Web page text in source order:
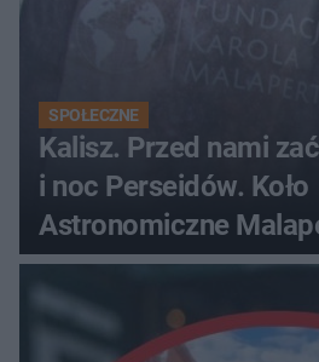
SPOŁECZNE
Kalisz. Przed nami
i noc Perseidów. Koło
Astronomiczne
na wspólne